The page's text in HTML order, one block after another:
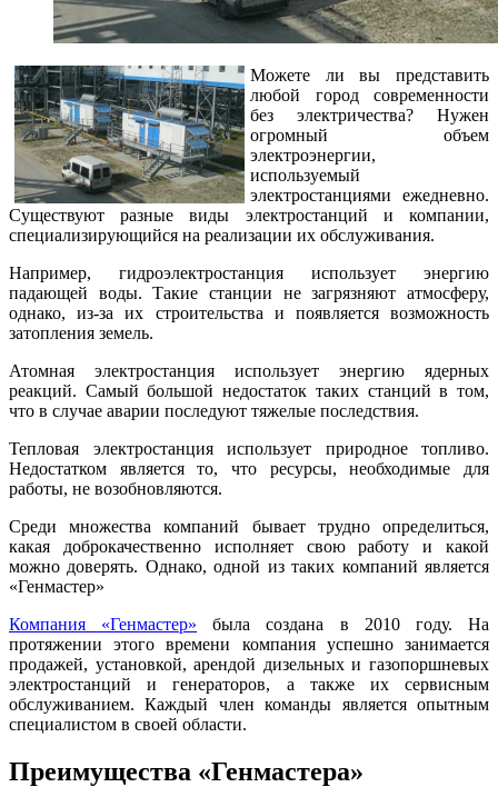
Можете ли вы представить
любой город современности
без электричества? Нужен
огромный объем
электроэнергии,
используемый
электростанциями ежедневно.
Существуют разные виды электростанций и компании,
специализирующийся на реализации их обслуживания.
Например, гидроэлектростанция использует энергию
падающей воды. Такие станции не загрязняют атмосферу,
однако, из-за их строительства и появляется возможность
затопления земель.
Атомная электростанция использует энергию ядерных
реакций. Самый большой недостаток таких станций в том,
что в случае аварии последуют тяжелые последствия.
Тепловая электростанция использует природное топливо.
Недостатком является то, что ресурсы, необходимые для
работы, не возобновляются.
Среди множества компаний бывает трудно определиться,
какая доброкачественно исполняет свою работу и какой
можно доверять. Однако, одной из таких компаний является
«Генмастер»
Компания «Генмастер» была создана в 2010 году. На
протяжении этого времени компания успешно занимается
продажей, установкой, арендой дизельных и газопоршневых
электростанций и генераторов, а также их сервисным
обслуживанием. Каждый член команды является опытным
специалистом в своей области.
Преимущества «Генмастера»